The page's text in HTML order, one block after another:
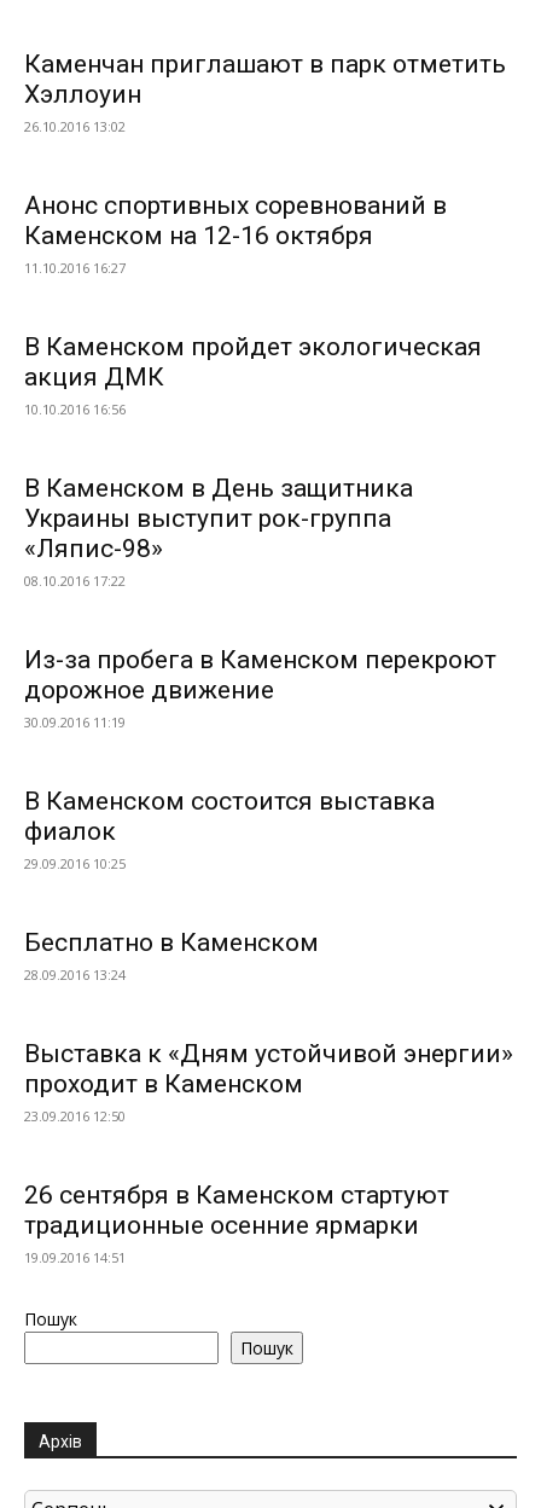
Каменчан приглашают в парк отметить
Хэллоуин
26.10.2016 13:02
Анонс спортивных соревнований в
Каменском на 12-16 октября
11.10.2016 16:27
В Каменском пройдет экологическая
акция ДМК
10.10.2016 16:56
В Каменском в День защитника
Украины выступит рок-группа
«Ляпис-98»
08.10.2016 17:22
Из-за пробега в Каменском перекроют
дорожное движение
30.09.2016 11:19
В Каменском состоится выставка
фиалок
29.09.2016 10:25
Бесплатно в Каменском
28.09.2016 13:24
Выставка к «Дням устойчивой энергии»
проходит в Каменском
23.09.2016 12:50
26 сентября в Каменском стартуют
традиционные осенние ярмарки
19.09.2016 14:51
Пошук
Пошук
Архів